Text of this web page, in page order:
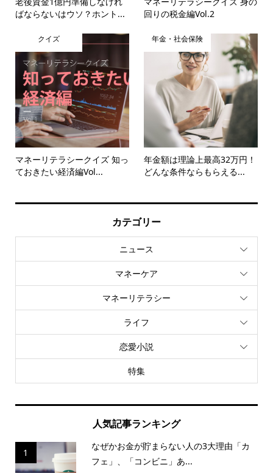
ばならないはウソ？ホント...
回りの税金編Vol.2
クイズ
マネーリテラシークイズ 知っ
ておきたい経済編Vol...
年金・社会保険
年金額は理論上最高32万円！
どんな条件ならもらえる...
カテゴリー
ニュース
マネーケア
マネーリテラシー
ライフ
恋愛小説
特集
人気記事ランキング
1
なぜかお金が貯まらない人の3大理由「カ
フェ」、「コンビニ」あ...